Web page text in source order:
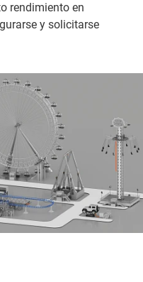
rendimiento en
y solicitarse